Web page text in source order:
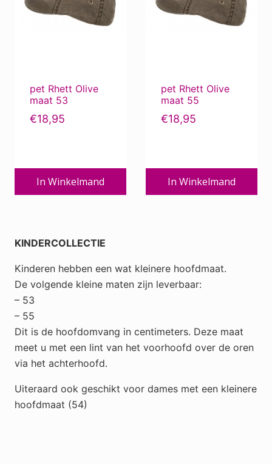
pet Rhett Olive
maat 53
€18,95
In Winkelmand
pet Rhett Olive
maat 55
€18,95
In Winkelmand
KINDERCOLLECTIE
Kinderen hebben een wat kleinere hoofdmaat.
De volgende kleine maten zijn leverbaar:
– 53
– 55
Dit is de hoofdomvang in centimeters. Deze maat
meet u met een lint van het voorhoofd over de oren
via het achterhoofd.
Uiteraard ook geschikt voor dames met een kleinere
hoofdmaat (54)